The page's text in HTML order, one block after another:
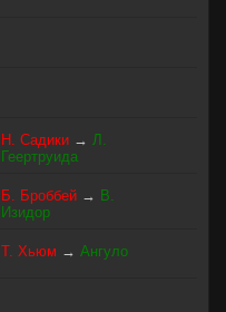
Н. Садики → Л.
Геертруида
Б. Броббей → В.
Изидор
Т. Хьюм → Ангуло